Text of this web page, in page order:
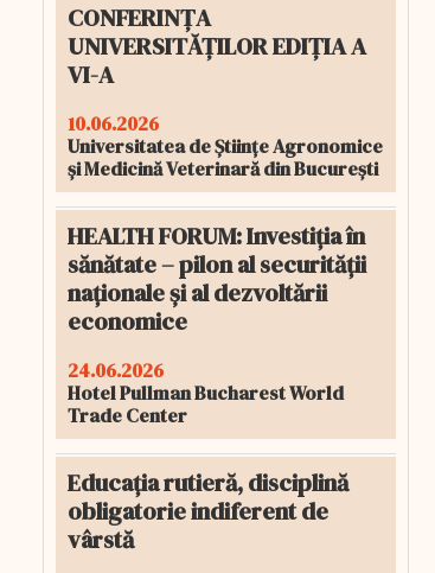
CONFERINȚA
UNIVERSITĂȚILOR EDIȚIA A
VI-A
10.06.2026
Universitatea de Științe Agronomice
și Medicină Veterinară din București
HEALTH FORUM: Investiția în
sănătate – pilon al securității
naționale și al dezvoltării
economice
24.06.2026
Hotel Pullman Bucharest World
Trade Center
Educația rutieră, disciplină
obligatorie indiferent de
vârstă